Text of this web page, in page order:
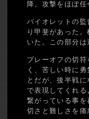
降、攻撃をほぼ任
バイオレットの
り甲斐があった
いた。この部分
プレーオフの切
く、苦しい時に
とだが、後半戦
で表現してくれ
繋がっている事
切さと難しさを痛